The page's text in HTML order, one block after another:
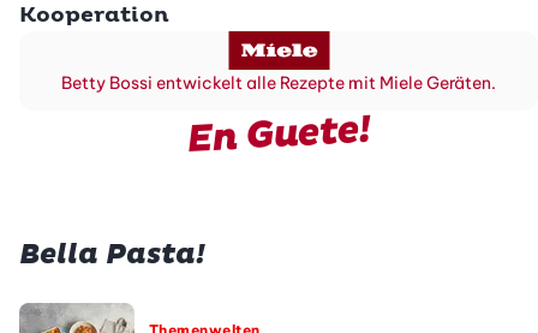
Kooperation
Betty Bossi entwickelt alle Rezepte mit Miele Geräten.
En Guete!
Bella Pasta!